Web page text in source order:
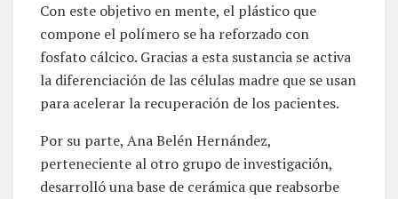
Con este objetivo en mente, el plástico que
compone el polímero se ha reforzado con
fosfato cálcico. Gracias a esta sustancia se activa
la diferenciación de las células madre que se usan
para acelerar la recuperación de los pacientes.
Por su parte, Ana Belén Hernández,
perteneciente al otro grupo de investigación,
desarrolló una base de cerámica que reabsorbe